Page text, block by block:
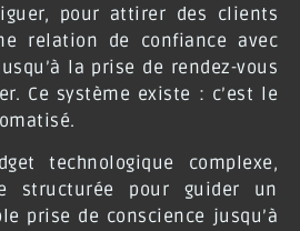
pour attirer des clients
relation de confiance avec
la prise de rendez-vous
Ce système existe : c’est le
technologique complexe,
structurée pour guider un
prise de conscience jusqu’à